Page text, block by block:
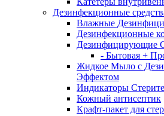
Дезинфекционные
Влажные
Дезинфекционные
Дезинфицирующие
- Бытовая +
Жидкое Мыло с
Эффектом
Индикаторы
Кожный антисептик
Крафт-пакет для